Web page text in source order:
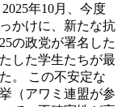
年10月、今度
かけに、新たな抗
の政党が署名した
した学生たちが最
。 この不安定な
（アワミ連盟が参